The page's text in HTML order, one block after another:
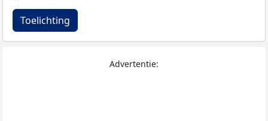
Toelichting
Advertentie: